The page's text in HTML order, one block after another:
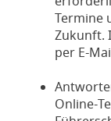
Termine
Zukunft.
per E-
Online-